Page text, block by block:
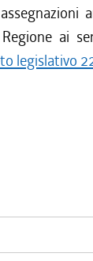
ai
legislativo